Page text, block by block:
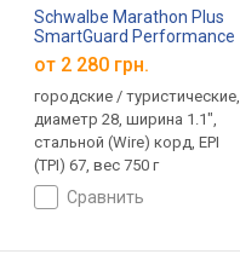
Schwalbe Marathon Plus
SmartGuard Performance
28x1.1
от 2 280 грн.
городские / туристические,
диаметр 28, ширина 1.1",
стальной (Wire) корд, EPI
(TPI) 67, вес 750 г
сравнить